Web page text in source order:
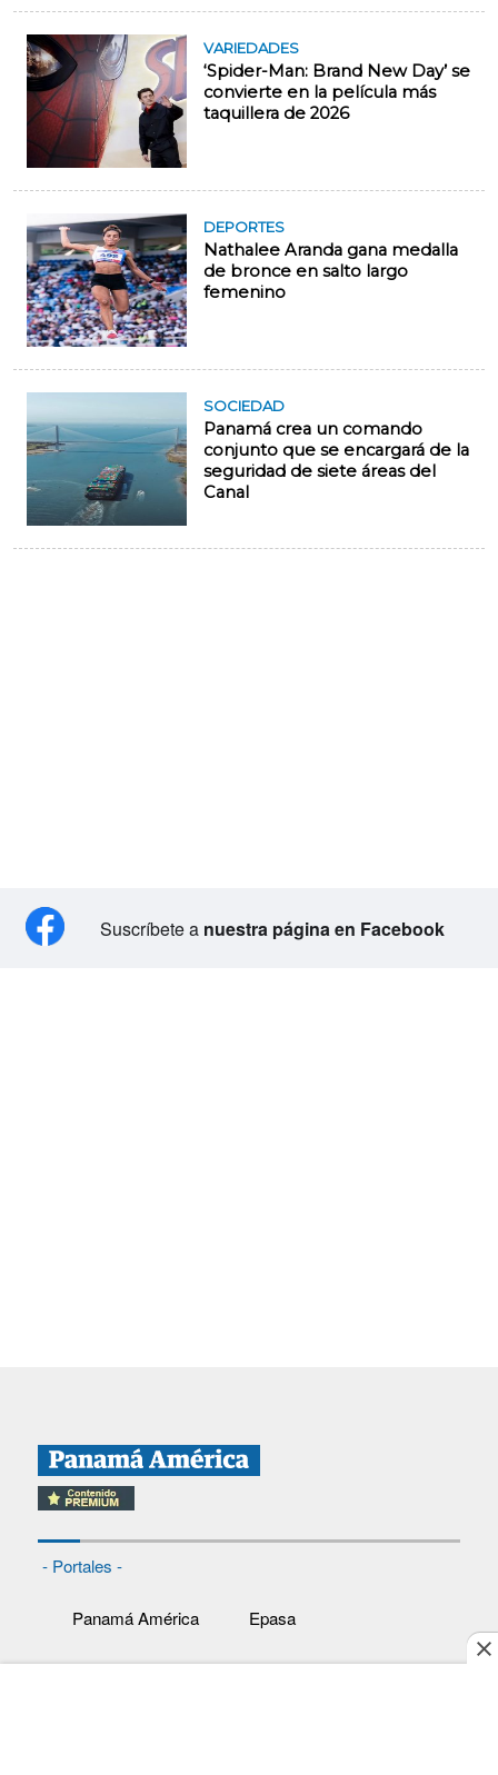
VARIEDADES
‘Spider-Man: Brand New Day’ se
convierte en la película más
taquillera de 2026
DEPORTES
Nathalee Aranda gana medalla
de bronce en salto largo
femenino
SOCIEDAD
Panamá crea un comando
conjunto que se encargará de la
seguridad de siete áreas del
Canal
Suscríbete a nuestra página en Facebook
- Portales -
Panamá América Epasa